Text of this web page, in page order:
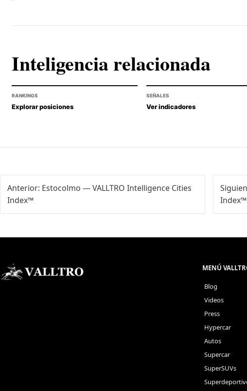
Inteligencia relacionada
RANKINGS
Explorar posiciones
SEÑALES
Ver indicadores
Anterior: Estocolmo — VALLTRO Intelligence Cities
Index™
Index™
MENÚ
Blog
Videos
Press
Hypercar
Autos
Supercar
SuperSUVs